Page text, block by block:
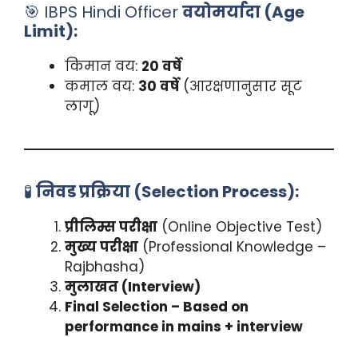
🎯 IBPS Hindi Officerवयोमर्यादा (Age
Limit):
किमान वय: 20 वर्षे
कमाल वय: 30 वर्षे(आरक्षणानुसार सूट
लागू)
🧪 निवड प्रक्रिया (Selection Process):
प्रीलिम्स परीक्षा (Online Objective Test)
मुख्य परीक्षा (Professional Knowledge –
Rajbhasha)
मुलाखत (Interview)
Final Selection – Based on
performance in mains + interview